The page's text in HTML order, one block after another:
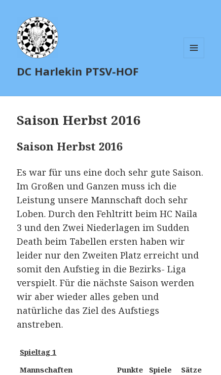
DC Harlekin PTSV-HOF
Saison Herbst 2016
Saison Herbst 2016
Es war für uns eine doch sehr gute Saison.
Im Großen und Ganzen muss ich die
Leistung unsere Mannschaft doch sehr
Loben. Durch den Fehltritt beim HC Naila
3 und den Zwei Niederlagen im Sudden
Death beim Tabellen ersten haben wir
leider nur den Zweiten Platz erreicht und
somit den Aufstieg in die Bezirks- Liga
verspielt. Für die nächste Saison werden
wir aber wieder alles geben und
natürliche das Ziel des Aufstiegs
anstreben.
Spieltag 1
Mannschaften
Punkte Spiele
Sätze